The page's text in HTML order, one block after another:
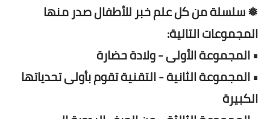
❅ سلسلة من كل علم خبر للأطفال صدر منها
المجموعات التالية:
• المجموعة الأولى - ولادة حضارة
• المجموعة الثانية - التقنية تقوم بأولى تحدياتها
الكبيرة